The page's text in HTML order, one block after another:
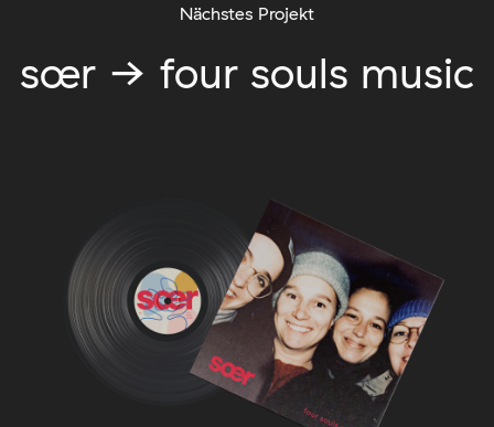
Nächstes Projekt
sœr → four souls music